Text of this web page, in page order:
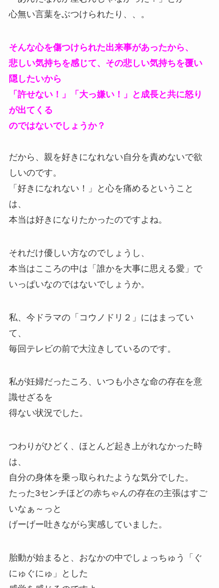
心無い言葉をぶつけられたり、、。
そんな心を傷つけられた出来事があったから、
悲しい気持ちを感じて、その悲しい気持ちを覆い
隠したいから
「許せない！」「大っ嫌い！」と成長と共に怒り
が出てくる
のではないでしょうか？
だから、親を好きになれない自分を責めないで欲
しいのです。
「好きになれない！」と心を痛めるということ
は、
本当は好きになりたかったのですよね。
それだけ優しい方なのでしょうし、
本当はこころの中は「誰かを大事に思える愛」で
いっぱいなのではないでしょうか。
私、今ドラマの「コウノドリ２」にはまってい
て、
毎回テレビの前で大泣きしているのです。
私が妊婦だったころ、いつも小さな命の存在を意
識せざるを
得ない状況でした。
つわりがひどく、ほとんど起き上がれなかった時
は、
自分の身体を乗っ取られたような気分でした。
たった3センチほどの赤ちゃんの存在の主張はすご
いなぁ～っと
げーげー吐きながら実感していました。
胎動が始まると、おなかの中でしょっちゅう「ぐ
にゅぐにゅ」とした